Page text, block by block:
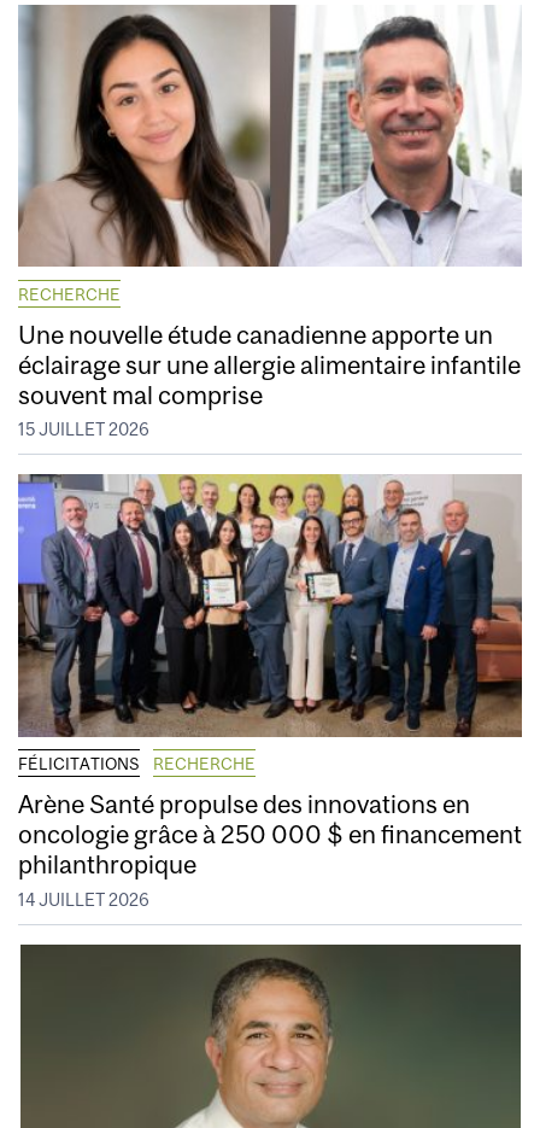
RECHERCHE
Une nouvelle étude canadienne apporte un
éclairage sur une allergie alimentaire infantile
souvent mal comprise
15 JUILLET 2026
FÉLICITATIONS RECHERCHE
Arène Santé propulse des innovations en
oncologie grâce à 250 000 $ en financement
philanthropique
14 JUILLET 2026